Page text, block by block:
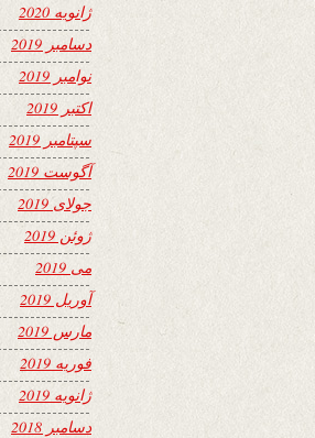
ژانویه 2020
دسامبر 2019
نوامبر 2019
اکتبر 2019
سپتامبر 2019
آگوست 2019
جولای 2019
ژوئن 2019
می 2019
آوریل 2019
مارس 2019
فوریه 2019
ژانویه 2019
دسامبر 2018